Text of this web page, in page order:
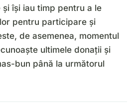
își iau timp pentru a le
pentru participare și
de asemenea, momentul
ultimele donații și
bun până la următorul